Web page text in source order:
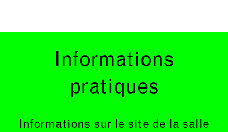
Informations
pratiques
Informations sur le site de la salle